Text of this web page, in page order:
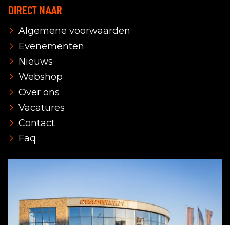
DIRECT NAAR
Algemene voorwaarden
Evenementen
Nieuws
Webshop
Over ons
Vacatures
Contact
Faq